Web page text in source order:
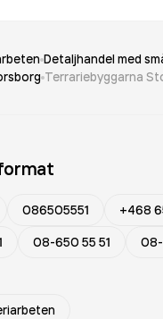
Detaljhandel med
Terrariebyggarna
086505551
+468
08-650 55 51 08-